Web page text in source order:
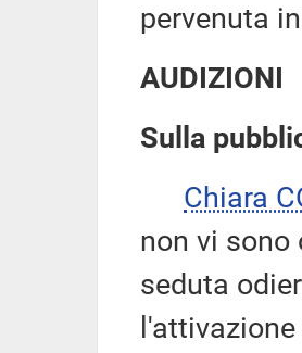
pervenuta
AUDIZIONI
Sulla
Chiara
non vi sono
seduta